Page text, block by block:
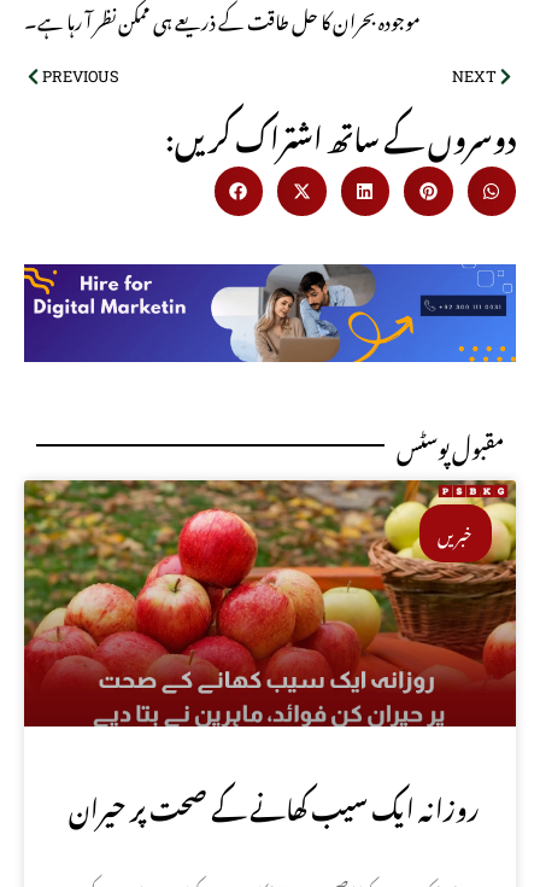
موجودہ بحران کا حل طاقت کے ذریعے ہی ممکن نظر آ رہا ہے۔
PREVIOUS NEXT
:دوسروں کے ساتھ اشتراک کریں
مقبول پوسٹس
خبریں
روزانہ ایک سیب کھانے کے صحت پر حیران
کن فوائد، ماہرین نے بتا دیے